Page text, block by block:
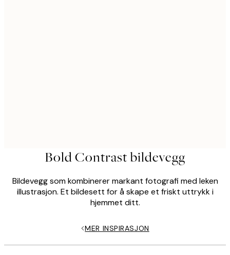
Bold Contrast bildevegg
Bildevegg som kombinerer markant fotografi med leken
illustrasjon. Et bildesett for å skape et friskt uttrykk i
hjemmet ditt.
MER INSPIRASJON